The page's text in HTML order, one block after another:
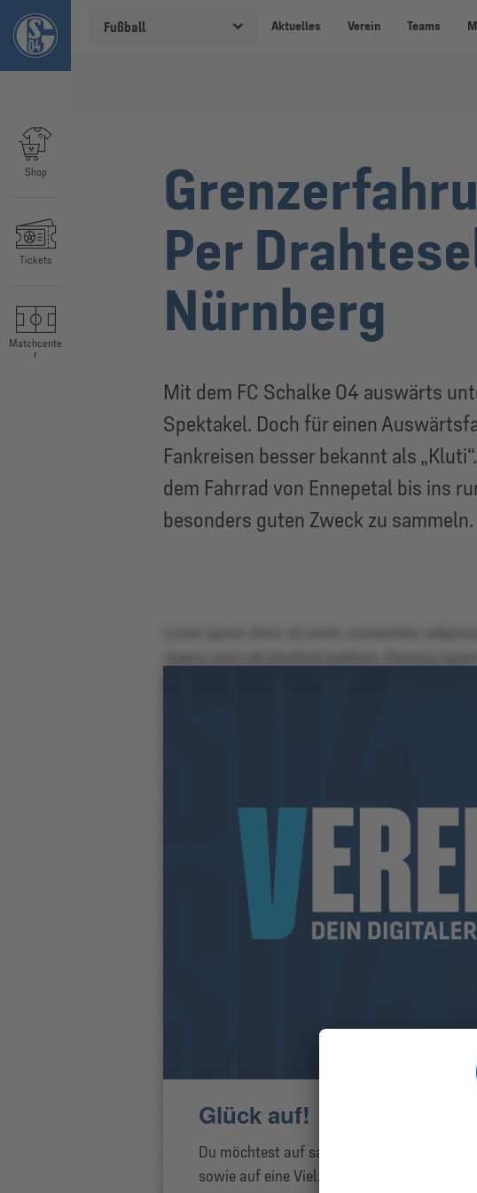
Fußball Aktuelles Verein Teams
Shop
Tickets
Matchcente
r
Per
Nürnberg
Mit dem FC Schalke 04 auswärts
Spektakel. Doch für einen
Fankreisen besser bekannt als
dem Fahrrad von Ennepetal bis ins
besonders guten Zweck zu sammeln.
pulvinar blandit arcu. Cras feugiat ante eu
amet imperdiet. Integer eros purus, euismod
velit ac nisl auctor luctus. Cras vulputate
Vestibulum iaculis, urna in tristique bibendum,
purus ligula id lorem. Etiam semper dapibus
volutpat. Curabitur porttitor, mauris porta
suscipit lectus nulla vel justo. Maecenas in
ipsum, ultrices iaculis erat malesuada sed.
ut, porta quam. Sed tempor urna nec leo
blandit neque mattis vel.
Nam ultrices nisl id elit condimentum rutrum. In
erat. Mauris sagittis interdum vestibulum. Nam
Aliquam nibh turpis, luctus ut lorem eget,
interdum, venenatis nibh non, maximus sem. Ut
sapien et placerat commodo, erat purus
sollicitudin tellus luctus a. Nam vitae lacinia
Glück auf!
Du möchtest auf sämtliche
sowie auf eine Vielzahl der Videos von